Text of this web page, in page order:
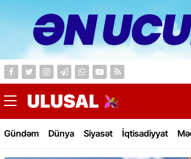
Gündəm Dünya Siyasət İqtisadiyyat